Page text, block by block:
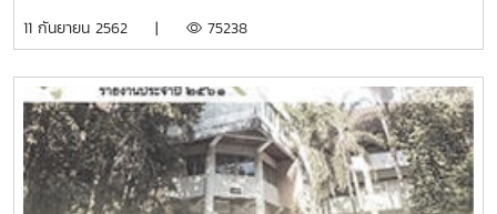
ออกแบบเทคโนโลยีและระบบพลังงานทดแทนด้านความร้อน ผู้
อาร์ตมัน 260 แกรม พิมพ์ 4 สี เคลือบเงา เนื้อในกระดาษปอนด์
70 แกรม พิมพ์ 1 สี เข้าเล่มไสกาวบทคัดย่อ สัมมนาวิชาการ
ลาว-ไทย ครั้งที่ 1 ประจำปี 2562 ผู้แต่ง มหาวิทยาลัยสุภานุวงส์
ร่วมกับ มหาวิทยาลัยแม่โจ้ จำนวน 98 หน้า ขนาด A4 ปก
กระดาษอาร์ตมัน 260 แกรม พิมพ์ 4 สี เคลือบเงา เนื้อใน
11 กันยายน 2562 | 75238